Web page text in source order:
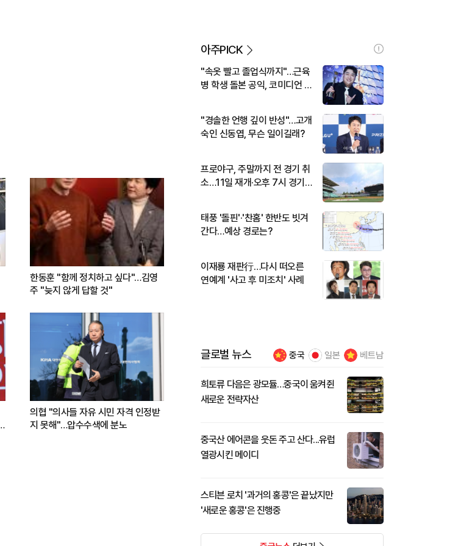
한동훈 "함께 정치하고 싶다"…김영
주 "늦지 않게 답할 것"
의협 "의사들 자유 시민 자격 인정받
지 못해"…압수수색에 분노
아주PICK
"속옷 빨고 졸업식까지"…근육
병 학생 돌본 공익, 코미디언 김
"경솔한 언행 깊이 반성"…고개
숙인 신동엽, 무슨 일이길래?
프로야구, 주말까지 전 경기 취
소…11일 재개·오후 7시 경기
태풍 '돌핀'·'찬홈' 한반도 빗겨
간다…예상 경로는?
이재룡 재판行…다시 떠오른
연예계 '사고 후 미조치' 사례
글로벌 뉴스 중국 일본 베트남
희토류 다음은 광모듈…중국이 움켜쥔
새로운 전략자산
중국산 에어콘을 웃돈 주고 산다...유럽
열광시킨 메이디
스티븐 로치 '과거의 홍콩'은 끝났지만
'새로운 홍콩'은 진행중